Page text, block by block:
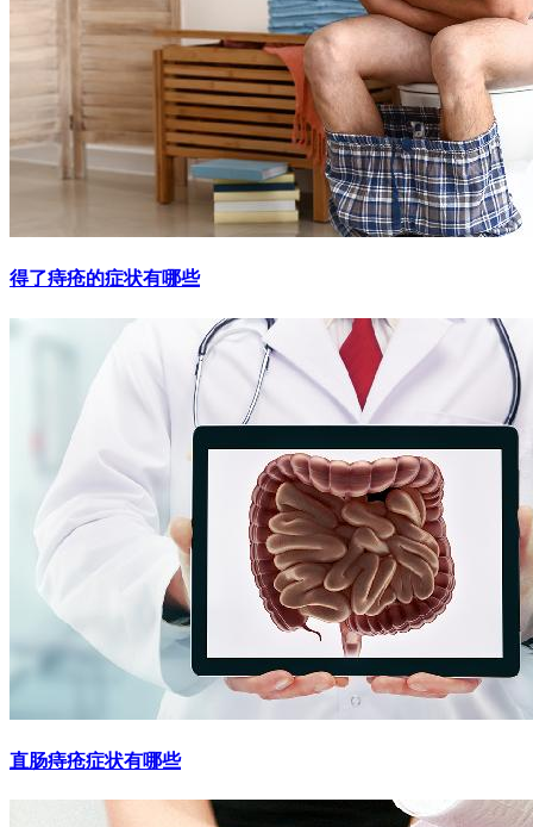
得了痔疮的症状有哪些
直肠痔疮症状有哪些